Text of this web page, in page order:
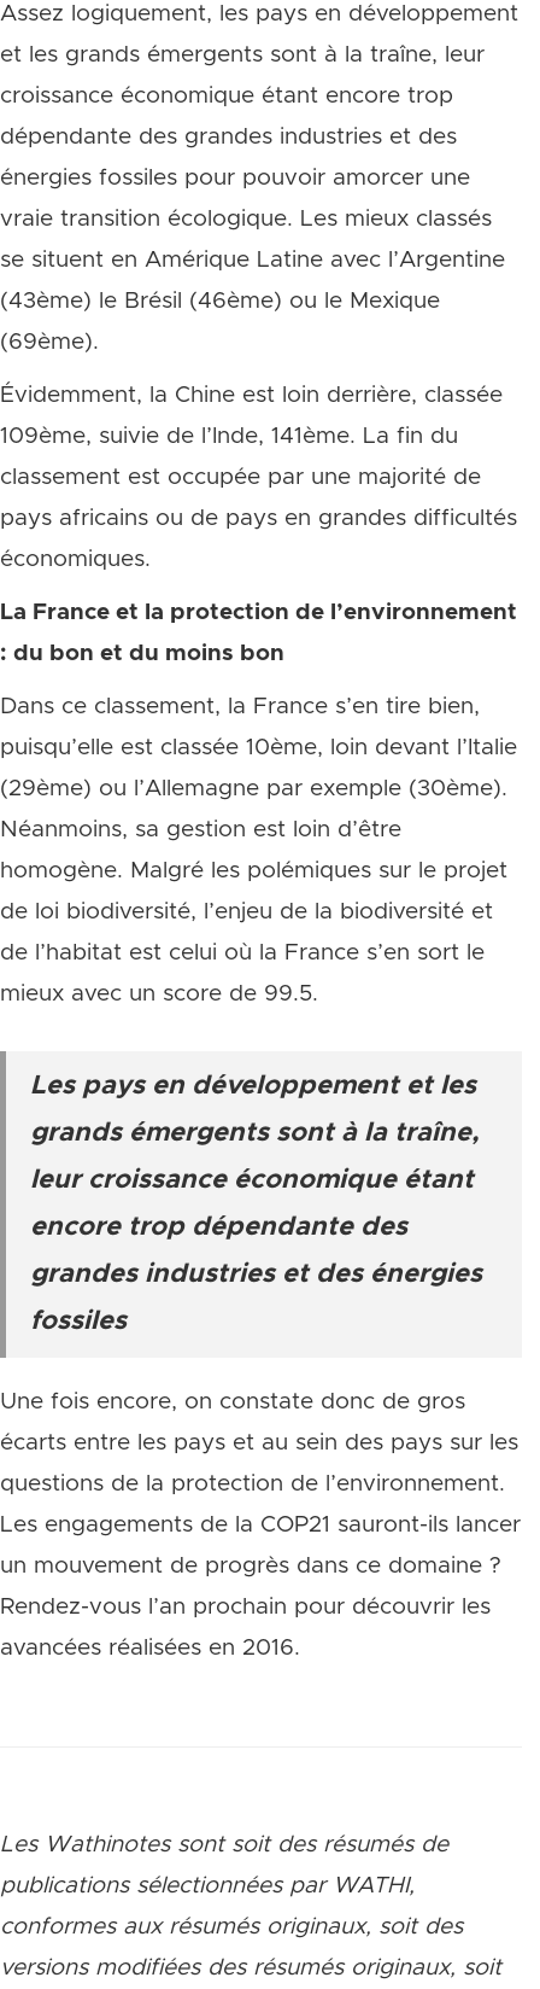
Assez logiquement, les pays en développement
et les grands émergents sont à la traîne, leur
croissance économique étant encore trop
dépendante des grandes industries et des
énergies fossiles pour pouvoir amorcer une
vraie transition écologique. Les mieux classés
se situent en Amérique Latine avec l’Argentine
(43ème) le Brésil (46ème) ou le Mexique
(69ème).
Évidemment, la Chine est loin derrière, classée
109ème, suivie de l’Inde, 141ème. La fin du
classement est occupée par une majorité de
pays africains ou de pays en grandes difficultés
économiques.
La France et la protection de l’environnement
: du bon et du moins bon
Dans ce classement, la France s’en tire bien,
puisqu’elle est classée 10ème, loin devant l’Italie
(29ème) ou l’Allemagne par exemple (30ème).
Néanmoins, sa gestion est loin d’être
homogène. Malgré les polémiques sur le projet
de loi biodiversité, l’enjeu de la biodiversité et
de l’habitat est celui où la France s’en sort le
mieux avec un score de 99.5.
Les pays en développement et les
grands émergents sont à la traîne,
leur croissance économique étant
encore trop dépendante des
grandes industries et des énergies
fossiles
Une fois encore, on constate donc de gros
écarts entre les pays et au sein des pays sur les
questions de la protection de l’environnement.
Les engagements de la COP21 sauront-ils lancer
un mouvement de progrès dans ce domaine ?
Rendez-vous l’an prochain pour découvrir les
avancées réalisées en 2016.
Les Wathinotes sont soit des résumés de
publications sélectionnées par WATHI,
conformes aux résumés originaux, soit des
versions modifiées des résumés originaux, soit